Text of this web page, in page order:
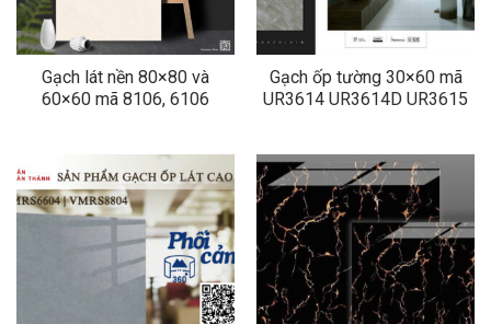
Gạch lát nền 80×80 và
60×60 mã 8106, 6106
Gạch ốp tường 30×60 mã
UR3614 UR3614D UR3615